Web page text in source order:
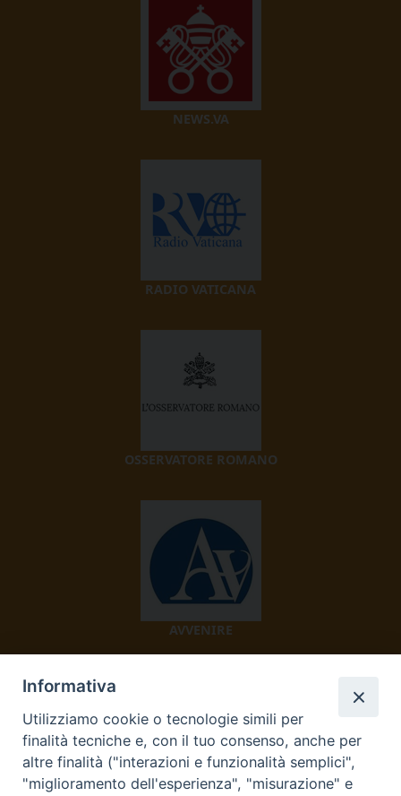
NEWS.VA
RADIO VATICANA
OSSERVATORE ROMANO
AVVENIRE
Informativa
Utilizziamo cookie o tecnologie simili per
finalità tecniche e, con il tuo consenso, anche per
altre finalità ("interazioni e funzionalità semplici",
"miglioramento dell'esperienza", "misurazione" e